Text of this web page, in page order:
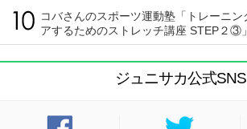
コバさんのスポーツ運動塾「トレーニ
アするためのストレッチ講座 STEP２③」
ジュニサカ公式SNS